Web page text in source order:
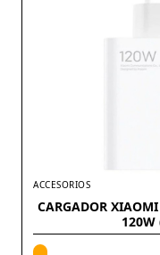
ACCESORIOS
CARGADOR
120W